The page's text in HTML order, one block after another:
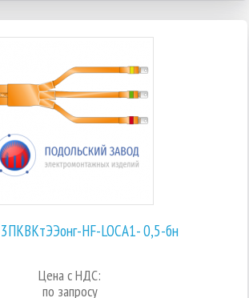
HF-LOCA1- 0,5-бн
Цена с НДС:
по запросу